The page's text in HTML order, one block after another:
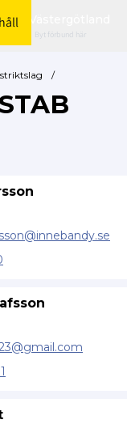
Byt förbund här
/
innebandy.se
gmail.com